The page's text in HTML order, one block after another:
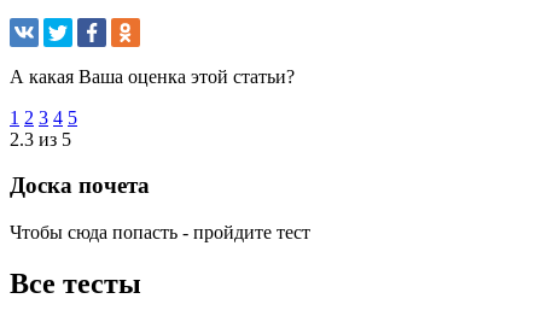
А какая Ваша оценка этой статьи?
1 2 3 4 5
2.3 из 5
Доска почета
Чтобы сюда попасть - пройдите тест
Все тесты